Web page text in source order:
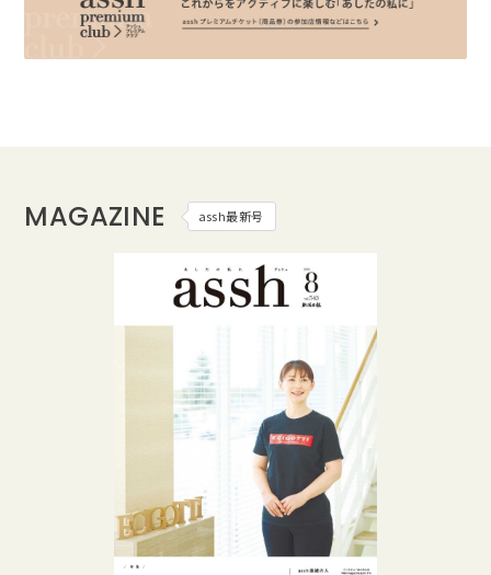
MAGAZINE assh最新号